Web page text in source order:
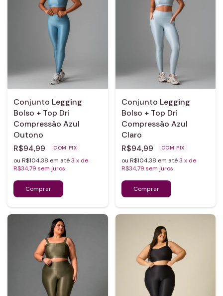
Conjunto Legging
Bolso + Top Dri
Compressão Azul
Outono
R$94,99
COM PIX
ou R$104,38 em até3 x de
R$34,79 sem juros
Conjunto Legging
Bolso + Top Dri
Compressão Azul
Claro
R$94,99
COM PIX
ou R$104,38 em até3 x de
R$34,79 sem juros